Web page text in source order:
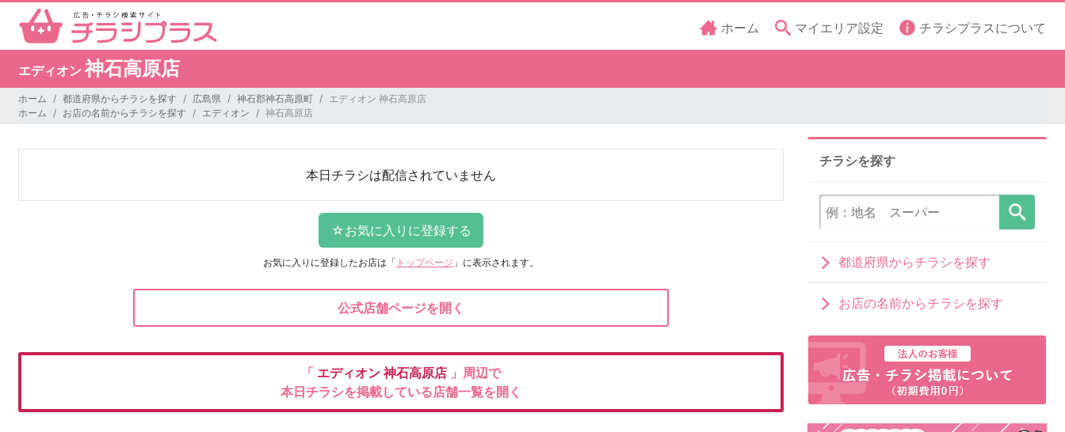
ホーム マイエリア設定 チラシプラスについて
エディオン神石高原店
ホーム 都道府県からチラシを探す 広島県 神石郡神石高原町
エディオン 神石高原店
ホーム
お店の名前からチラシを探す エディオン 神石高原店
本日チラシは配信されていません
お気に入りに登録したお店は 「 トップページ 」に表示されます。
公式店舗ページを開く
「 エディオン 神石高原店 」周辺で
本日チラシを掲載している店舗一覧を開く
チラシを探す
都道府県からチラシを探す
お店の名前からチラシを探す